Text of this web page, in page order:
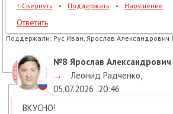
↑ Свернуть • Поддержать • Нарушение
Ответить
Поддержали: Рус Иван, Ярослав Александрович
№8 Ярослав Александрович
→
Леонид Радченко
05.07.2026 20:46
ВКУСНО!